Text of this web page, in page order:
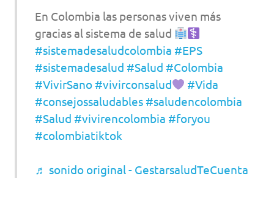
En Colombia las personas viven más
gracias al sistema de salud
#sistemadesaludcolombia #EPS
#sistemadesalud #Salud #Colombia
#VivirSano #vivirconsalud
#Vida
#consejossaludables #saludencolombia
#Salud #vivirencolombia #foryou
#colombiatiktok
♬ sonido original - GestarsaludTeCuenta